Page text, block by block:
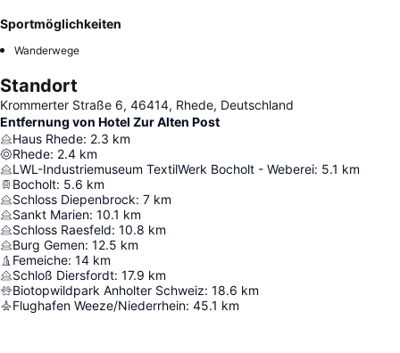
Sportmöglichkeiten
Wanderwege
Standort
Krommerter Straße 6, 46414, Rhede, Deutschland
Entfernung von Hotel Zur Alten Post
Haus Rhede: 2.3 km
Rhede: 2.4 km
LWL-Industriemuseum TextilWerk Bocholt - Weberei: 5.1 km
Bocholt: 5.6 km
Schloss Diepenbrock: 7 km
Sankt Marien: 10.1 km
Schloss Raesfeld: 10.8 km
Burg Gemen: 12.5 km
Femeiche: 14 km
Schloß Diersfordt: 17.9 km
Biotopwildpark Anholter Schweiz: 18.6 km
Flughafen Weeze/Niederrhein: 45.1 km